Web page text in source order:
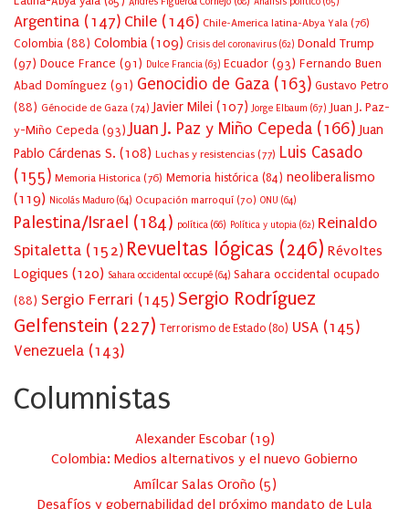
Argentina (147) Chile (146) Chile-America latina-Abya Yala (76)
Colombia (88) Colombia(109) Crisis del coronavirus (62) Donald Trump
(97) Douce France (91) Dulce Francia (63) Ecuador (93) Fernando Buen
Abad Domínguez (91) Genocidio de Gaza (163) Gustavo Petro
(88) Génocide de Gaza (74) Javier Milei (107) Jorge Elbaum (67) Juan J. Paz-
y-Miño Cepeda (93) Juan J. Paz y Miño Cepeda (166) Juan
Pablo Cárdenas S. (108) Luchas y resistencias (77) Luis Casado
(155) Memoria Historica (76) Memoria histórica (84) neoliberalismo
(119) Nicolás Maduro (64) Ocupación marroquí (70) ONU (64)
Palestina/Israel (184) política (66) Política y utopia (62) Reinaldo
Spitaletta (152) Revueltas lógicas (246) Révoltes
Logiques (120) Sahara occidental occupé (64) Sahara occidental ocupado
(88) Sergio Ferrari (145) Sergio Rodríguez
Gelfenstein (227) Terrorismo de Estado (80) USA (145)
Venezuela (143)
Columnistas
Alexander Escobar (19)
Colombia: Medios alternativos y el nuevo Gobierno
Amílcar Salas Oroño (5)
Desafíos y gobernabilidad del próximo mandato de Lula